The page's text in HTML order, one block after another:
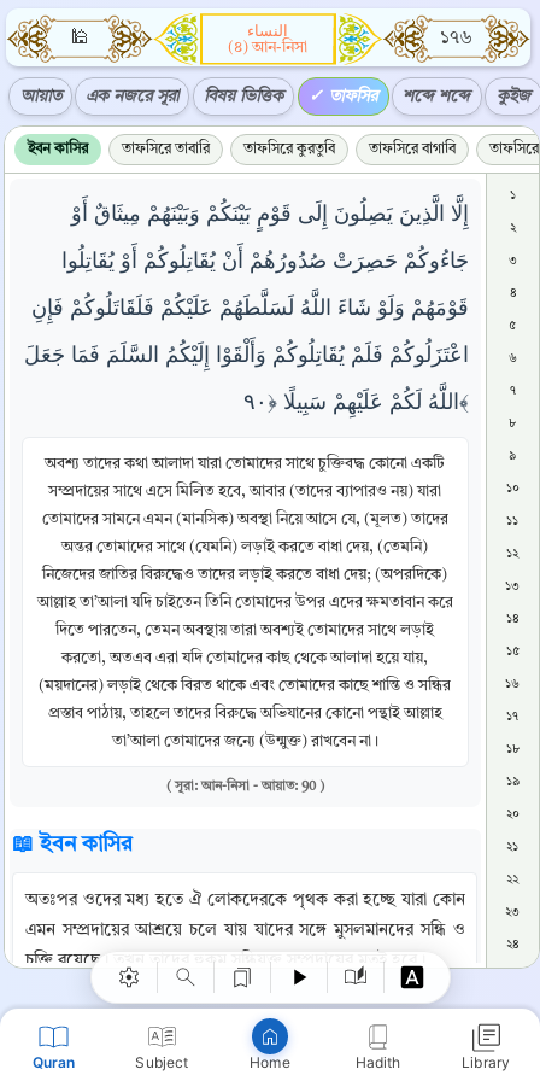
Quran Subject Home Hadith Library
🕌
النساء
(৪) আন-নিসা
১৭৬
আয়াত এক নজরে সূরা বিষয় ভিত্তিক তাফসির শব্দে শব্দে কুইজ
ইবন কাসির তাফসিরে তাবারি তাফসিরে কুরতুবি তাফসিরে বাগাবি তাফসিরে
إِلَّا الَّذِينَ يَصِلُونَ إِلَى قَوْمٍ بَيْنَكُمْ وَبَيْنَهُمْ مِيثَاقٌ أَوْ
جَاءُوكُمْ حَصِرَتْ صُدُورُهُمْ أَنْ يُقَاتِلُوكُمْ أَوْ يُقَاتِلُوا
قَوْمَهُمْ وَلَوْ شَاءَ اللَّهُ لَسَلَّطَهُمْ عَلَيْكُمْ فَلَقَاتَلُوكُمْ فَإِنِ
اعْتَزَلُوكُمْ فَلَمْ يُقَاتِلُوكُمْ وَأَلْقَوْا إِلَيْكُمُ السَّلَمَ فَمَا جَعَلَ
اللَّهُ لَكُمْ عَلَيْهِمْ سَبِيلًا ﴿٩٠﴾
অবশ্য তাদের কথা আলাদা যারা তোমাদের সাথে চুক্তিবদ্ধ কোনো একটি
সম্প্রদায়ের সাথে এসে মিলিত হবে, আবার (তাদের ব্যাপারও নয়) যারা
তোমাদের সামনে এমন (মানসিক) অবস্থা নিয়ে আসে যে, (মূলত) তাদের
অন্তর তোমাদের সাথে (যেমনি) লড়াই করতে বাধা দেয়, (তেমনি)
নিজেদের জাতির বিরুদ্ধেও তাদের লড়াই করতে বাধা দেয়; (অপরদিকে)
আল্লাহ তা’আলা যদি চাইতেন তিনি তোমাদের উপর এদের ক্ষমতাবান করে
দিতে পারতেন, তেমন অবস্থায় তারা অবশ্যই তোমাদের সাথে লড়াই
করতো, অতএব এরা যদি তোমাদের কাছ থেকে আলাদা হয়ে যায়,
(ময়দানের) লড়াই থেকে বিরত থাকে এবং তোমাদের কাছে শান্তি ও সন্ধির
প্রস্তাব পাঠায়, তাহলে তাদের বিরুদ্ধে অভিযানের কোনো পন্থাই আল্লাহ
তা’আলা তোমাদের জন্যে (উন্মুক্ত) রাখবেন না।
( সূরা: আন-নিসা - আয়াত: 90 )
📖 ইবন কাসির
অতঃপর ওদের মধ্য হতে ঐ লোকদেরকে পৃথক করা হচ্ছে যারা কোন
এমন সম্প্রদায়ের আশ্রয়ে চলে যায় যাদের সঙ্গে মুসলমানদের সন্ধি ও
চুক্তি রয়েছে। তখন তাদের হুকুম সন্ধিযুক্ত সম্প্রদায়ের মতই হবে।
সুরাকাহ্ ইবনে মালিক মুদলেজী বলে-বদর ও উহুদ যুদ্ধে যখন
মুসলমানেরা জয়যুক্ত হয় এবং আশে-পাশের লোকদের মধ্যে ইসলাম
ভালভাবে ছড়িয়ে পড়ে তখন আমি জানতে পারি যে, রাসূলুল্লাহ (সঃ)
১
২
৩
৪
৫
৬
৭
৮
৯
১০
১১
১২
১৩
১৪
১৫
১৬
১৭
১৮
১৯
২০
২১
২২
২৩
২৪
২৬